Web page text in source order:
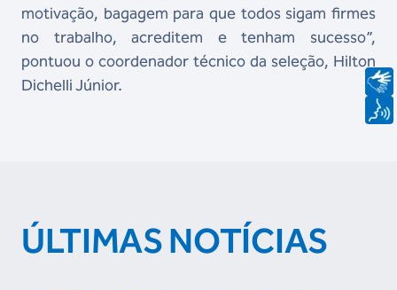
motivação, bagagem para que todos sigam firmes
no trabalho, acreditem e tenham sucesso”,
pontuou o coordenador técnico da seleção, Hilton
Dichelli Júnior.
ÚLTIMAS NOTÍCIAS